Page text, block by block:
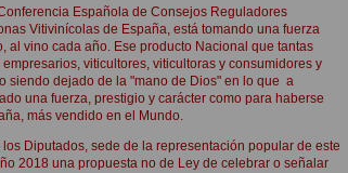
Española de Consejos Reguladores
Vitivinícolas de España, está tomando una fuerza
al vino cada año. Ese producto Nacional que tantas
viticultores, viticultoras y consumidores y
siendo dejado de la "mano de Dios" en lo que a
una fuerza, prestigio y carácter como para haberse
más vendido en el Mundo.
Diputados, sede de la representación popular de este
2018 una propuesta no de Ley de celebrar o señalar